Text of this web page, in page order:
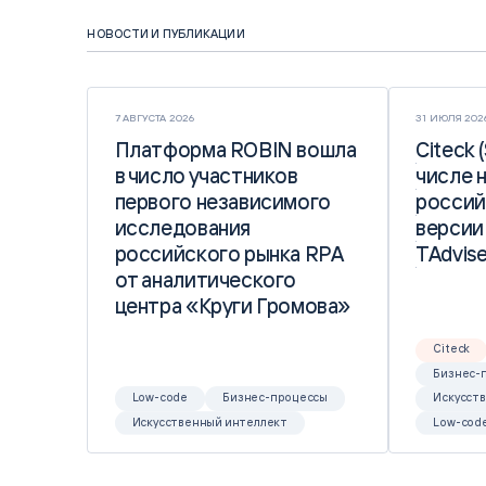
НОВОСТИ И ПУБЛИКАЦИИ
7 АВГУСТА 2026
Платформа ROBIN вошла
в число участников
первого независимого
исследования
российского рынка RPA
от аналитического
центра «Круги Громова»
Платформа ROBIN вошла
в число участников
первого независимого
исследования
российского рынка RPA
от аналитического
центра «Круги Громова»
Low-code
Бизнес-процессы
Искусственный интеллект
31 ИЮЛЯ
Citeck
числе
Citeck
числе
Citeck
Бизнес-
Low-